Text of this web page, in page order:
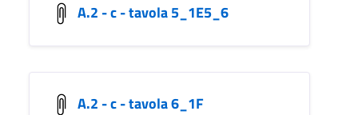
A.2 - c - tavola 5_1E5_6
A.2 - c - tavola 6_1F